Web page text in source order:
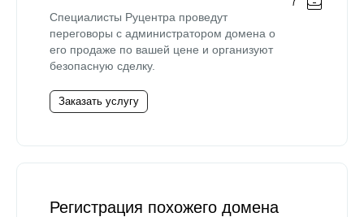
Специалисты Руцентра проведут
переговоры с администратором домена о
его продаже по вашей цене и организуют
безопасную сделку.
Заказать услугу
Регистрация похожего домена